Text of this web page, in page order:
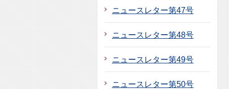
ニュースレター第47号
ニュースレター第48号
ニュースレター第49号
ニュースレター第50号